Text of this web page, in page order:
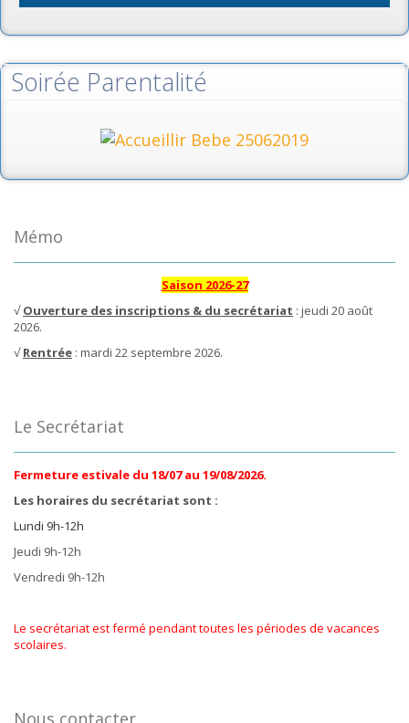
Soirée Parentalité
Mémo
Saison 2026-27
√Ouverture des inscriptions & du secrétariat : jeudi 20 août
2026.
√Rentrée : mardi 22 septembre 2026.
Le Secrétariat
Fermeture estivale du 18/07 au 19/08/2026.
Les horaires du secrétariat sont :
Lundi 9h-12h
Jeudi 9h-12h
Vendredi 9h-12h
Le secrétariat est fermé pendant toutes les périodes de vacances
scolaires.